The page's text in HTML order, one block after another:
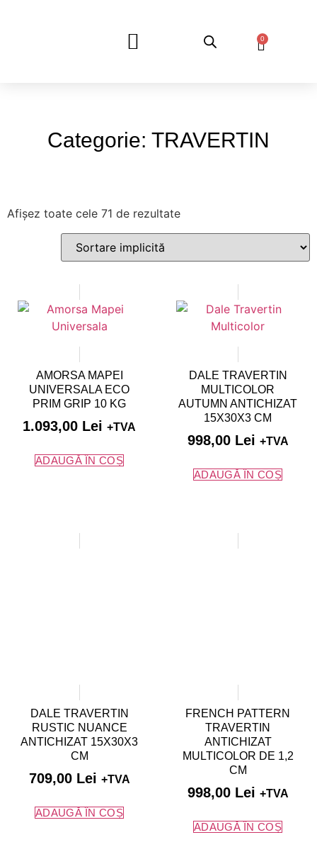
0
Categorie: TRAVERTIN
Afișez toate cele 71 de rezultate
AMORSA MAPEI
UNIVERSALA ECO
PRIM GRIP 10 KG
1.093,00 Lei +TVA
ADAUGĂ ÎN COȘ
DALE TRAVERTIN
MULTICOLOR
AUTUMN ANTICHIZAT
15X30X3 CM
998,00 Lei +TVA
ADAUGĂ ÎN COȘ
DALE TRAVERTIN
RUSTIC NUANCE
ANTICHIZAT 15X30X3
CM
709,00 Lei +TVA
ADAUGĂ ÎN COȘ
FRENCH PATTERN
TRAVERTIN
ANTICHIZAT
MULTICOLOR DE 1,2
CM
998,00 Lei +TVA
ADAUGĂ ÎN COȘ